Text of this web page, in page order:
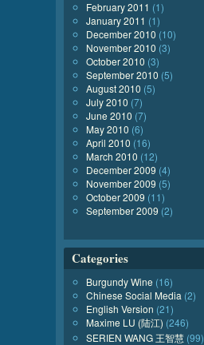
February 2011 (1)
January 2011 (1)
December 2010 (10)
November 2010 (3)
October 2010 (3)
September 2010 (5)
August 2010 (5)
July 2010 (7)
June 2010 (7)
May 2010 (6)
April 2010 (16)
March 2010 (12)
December 2009 (4)
November 2009 (5)
October 2009 (11)
September 2009 (2)
Categories
Burgundy Wine (16)
Chinese Social Media (2)
English Version (21)
Maxime LU (陆江) (246)
SERIEN WANG 王智慧 (99)